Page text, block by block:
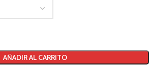
AÑADIR AL CARRITO